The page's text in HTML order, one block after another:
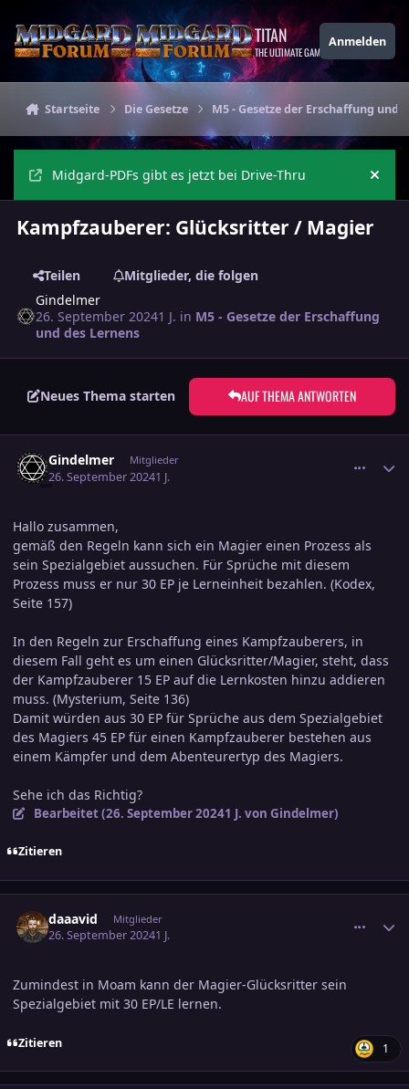
TITAN
THE ULTIMATE GAMING THEME
Anmelden
Startseite Die Gesetze M5 - Gesetze der Erschaffung und
Midgard-PDFs gibt es jetzt bei Drive-Thru
Kampfzauberer: Glücksritter / Magier
Teilen
Mitglieder, die folgen
Gindelmer
26. September 20241 J. in M5 - Gesetze der Erschaffung
und des Lernens
Neues Thema starten AUF THEMA ANTWORTEN
Gindelmer Mitglieder
26. September 20241 J.
Hallo zusammen,
gemäß den Regeln kann sich ein Magier einen Prozess als
sein Spezialgebiet aussuchen. Für Sprüche mit diesem
Prozess muss er nur 30 EP je Lerneinheit bezahlen. (Kodex,
Seite 157)
In den Regeln zur Erschaffung eines Kampfzauberers, in
diesem Fall geht es um einen Glücksritter/Magier, steht, dass
der Kampfzauberer 15 EP auf die Lernkosten hinzu addieren
muss. (Mysterium, Seite 136)
Damit würden aus 30 EP für Sprüche aus dem Spezialgebiet
des Magiers 45 EP für einen Kampfzauberer bestehen aus
einem Kämpfer und dem Abenteurertyp des Magiers.
Sehe ich das Richtig?
Bearbeitet (26. September 20241 J. von Gindelmer)
Zitieren
daaavid Mitglieder
26. September 20241 J.
Zumindest in Moam kann der Magier-Glücksritter sein
Spezialgebiet mit 30 EP/LE lernen.
Zitieren 1